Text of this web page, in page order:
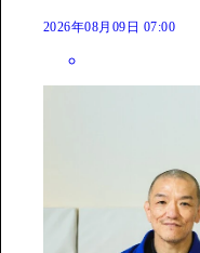
2026年08月09日 07:00